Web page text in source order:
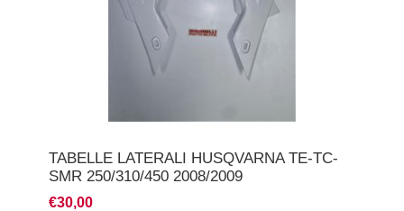
TABELLE LATERALI HUSQVARNA TE-TC-
SMR 250/310/450 2008/2009
€30,00